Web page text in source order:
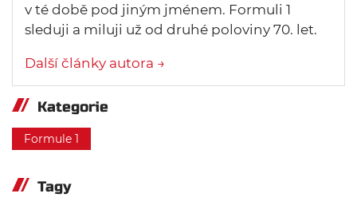
v té době pod jiným jménem. Formuli 1
sleduji a miluji už od druhé poloviny 70. let.
Další články autora →
Kategorie
Formule 1
Tagy